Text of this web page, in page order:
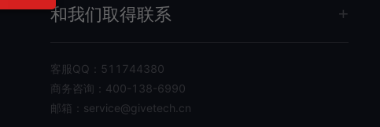
和我们取得联系
客服QQ： 511744380
商务咨询： 400-138-6990
邮箱： service@givetech.cn